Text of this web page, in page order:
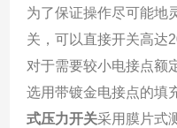
为了保证操作尽可能地
关，可以直接开关高达
对于需要较小电接点额
选用带镀金电接点的填
式压力开关采用膜片式